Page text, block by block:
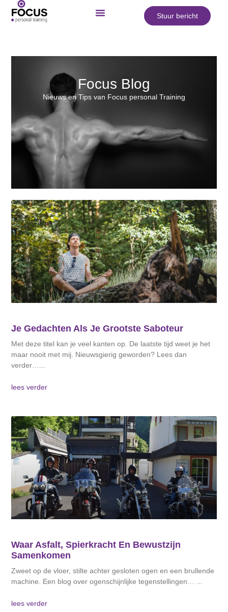
Stuur bericht
Focus Blog
Nieuws en Tips van Focus personal Training
Je Gedachten Als Je Grootste Saboteur
Met deze titel kan je veel kanten op. De laatste tijd weet je het
maar nooit met mij. Nieuwsgierig geworden? Lees dan
verder…
lees verder
Waar Asfalt, Spierkracht En Bewustzijn
Samenkomen
Zweet op de vloer, stilte achter gesloten ogen en een brullende
machine. Een blog over ogenschijnlijke tegenstellingen…
lees verder